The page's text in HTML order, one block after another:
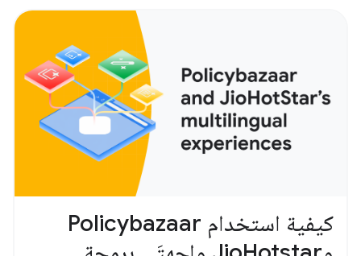
كيفية استخدام Policybazaar